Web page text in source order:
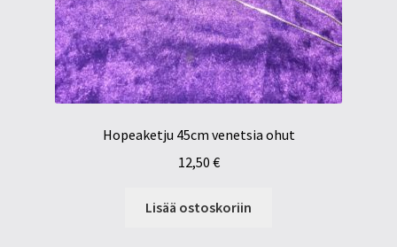
Hopeaketju 45cm venetsia ohut
12,50 €
Lisää ostoskoriin